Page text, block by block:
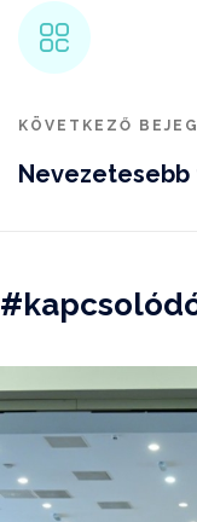
KÖVETKEZŐ
Nevezetesebb